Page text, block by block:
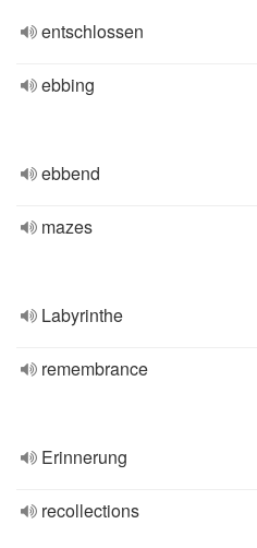
entschlossen
ebbing
ebbend
mazes
Labyrinthe
remembrance
Erinnerung
recollections